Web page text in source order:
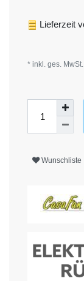
Lieferzeit
* inkl. ges.
Wunschliste